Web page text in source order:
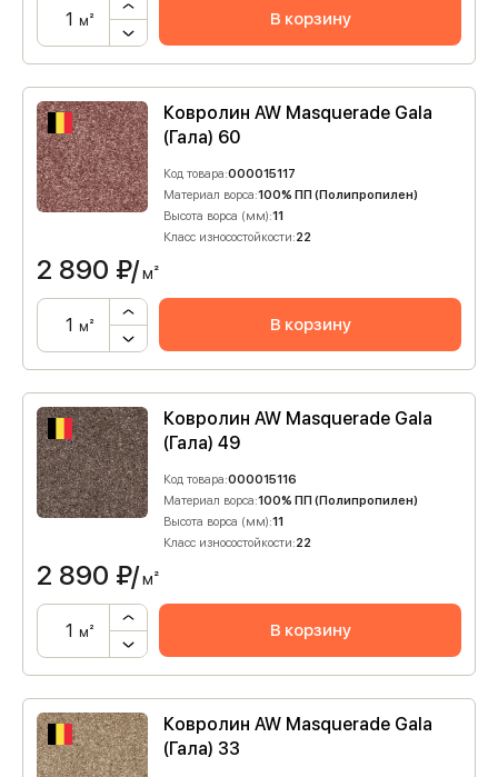
м² В корзину
Ковролин AW Masquerade Gala
(Гала) 60
Код товара:000015117
Материал ворса:100% ПП (Полипропилен)
Высота ворса (мм):11
Класс износостойкости:22
2 890 ₽/м²
м² В корзину
Ковролин AW Masquerade Gala
(Гала) 49
Код товара:000015116
Материал ворса:100% ПП (Полипропилен)
Высота ворса (мм):11
Класс износостойкости:22
2 890 ₽/м²
м² В корзину
Ковролин AW Masquerade Gala
(Гала) 33